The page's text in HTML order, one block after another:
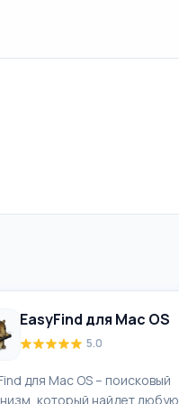
EasyFind для Mac OS
5.0
для Mac OS – поисковый
который найдет любую